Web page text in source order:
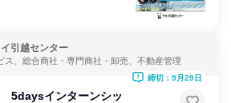
引越センター
ス、総合商社・専門商社・卸売、不動産管理
5daysインターンシッ
締切：9月29日